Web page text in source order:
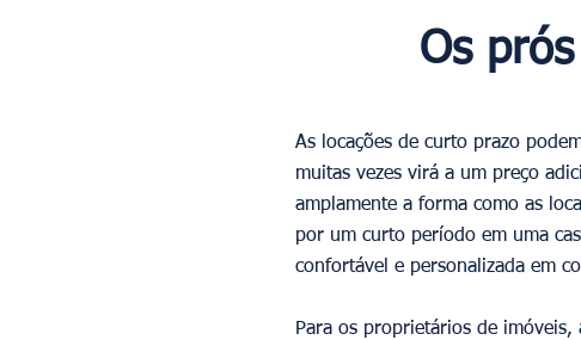
Os
As locações de curto prazo
muitas vezes virá a um preço
amplamente a forma como as
por um curto período em uma
confortável e personalizada em
Para os proprietários de